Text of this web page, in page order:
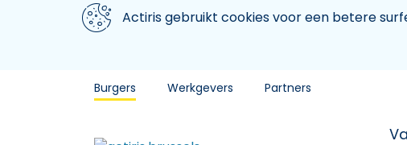
Aller au contenu principal
We gebruiken cookiesActiris gebruikt cookies voor een betere
Burgers Werkgevers Partners